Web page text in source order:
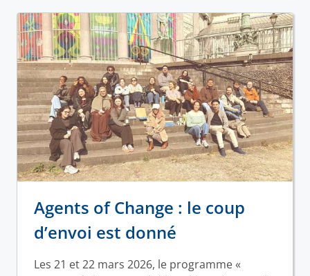
Agents of Change : le coup
d’envoi est donné
Les 21 et 22 mars 2026, le programme «